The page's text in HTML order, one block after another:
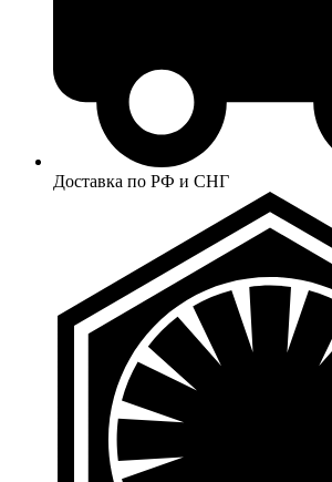
Доставка по РФ и СНГ